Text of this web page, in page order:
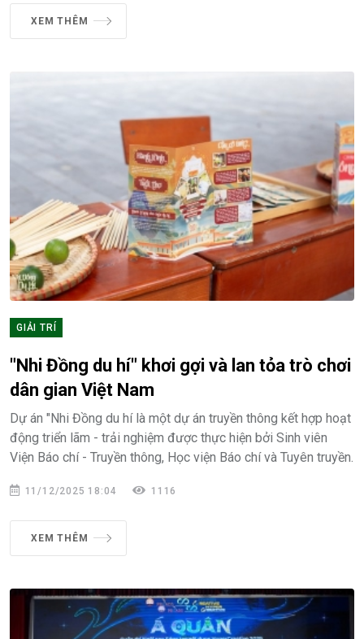
XEM THÊM
GIẢI TRÍ
"Nhi Đồng du hí" khơi gợi và lan tỏa trò chơi
dân gian Việt Nam
Dự án "Nhi Đồng du hí là một dự án truyền thông kết hợp hoạt
động triển lãm - trải nghiệm được thực hiện bởi Sinh viên
Viện Báo chí - Truyền thông, Học viện Báo chí và Tuyên truyền.
11/12/2025 18:04 1116
XEM THÊM